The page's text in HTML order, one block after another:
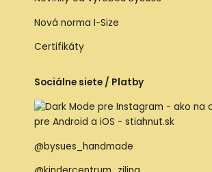
Nová norma I-Size
Certifikáty
Sociálne siete / Platby
@bysues_handmade